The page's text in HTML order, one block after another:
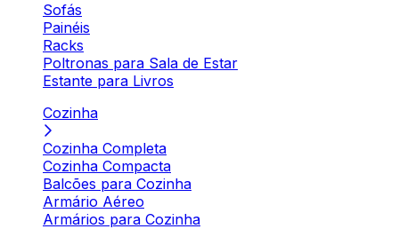
Sofás
Painéis
Racks
Poltronas para Sala de Estar
Estante para Livros
Cozinha
Cozinha Completa
Cozinha Compacta
Balcões para Cozinha
Armário Aéreo
Armários para Cozinha